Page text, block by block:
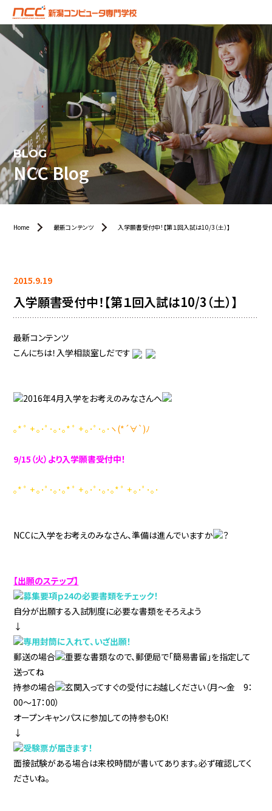
BLOG
NCC Blog
Home 最新コンテンツ 入学願書受付中！【第１回入試は10/3（土）】
2015.9.19
入学願書受付中！【第１回入試は10/3（土）】
最新コンテンツ
こんにちは！入学相談室しだです
2016年4月入学をお考えのみなさんへ
｡* ﾟ + ｡･ﾟ･｡･｡* ﾟ + ｡･ﾟ･｡･ ヽ(*´∀`)ﾉ
9/15（火）より入学願書受付中！
｡* ﾟ + ｡･ﾟ･｡･｡* ﾟ + ｡･ﾟ･｡･｡* ﾟ + ｡･ﾟ･｡･
NCCに入学をお考えのみなさん、準備は進んでいますか ？
【出願のステップ】
募集要項ｐ24の必要書類をチェック！
自分が出願する入試制度に必要な書類をそろえよう
↓
専用封筒に入れて、いざ出願！
郵送の場合
重要な書類なので、郵便局で「簡易書留」を指定して
送ってね
持参の場合
玄関入ってすぐの受付にお越しください（月～金 9：
00～17：00）
オープンキャンパスに参加しての持参もOK！
↓
受験票が届きます！
面接試験がある場合は来校時間が書いてあります。必ず確認してく
ださいね。